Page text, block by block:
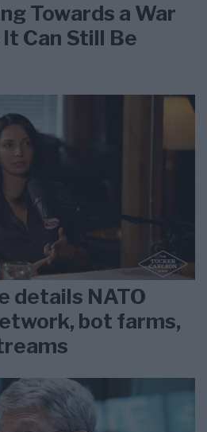
Towards a War
Can Still Be
details NATO
bot farms,